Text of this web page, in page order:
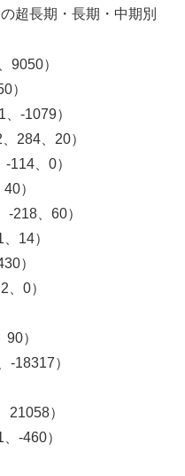
超長期・長期・中期別
9050）
）
-1079）
284、20）
、0）
）
218、60）
14）
）
0）
）
18317）
）
-460）